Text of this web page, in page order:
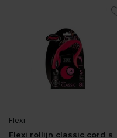
Flexi
Flexi rollijn classic cord s